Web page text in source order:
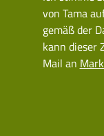
von Tama
gemäß der
kann dieser
Mail an